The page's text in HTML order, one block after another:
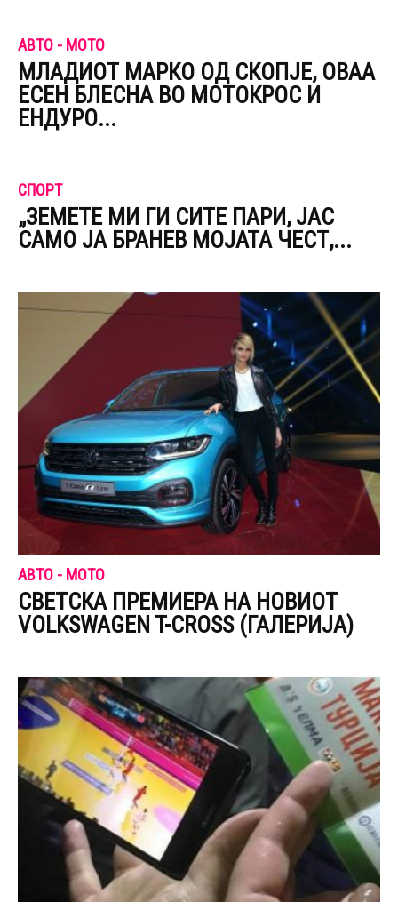
АВТО - МОТО
МЛАДИОТ МАРКО ОД СКОПЈЕ, ОВАА
ЕСЕН БЛЕСНА ВО МОТОКРОС И
ЕНДУРО...
СПОРТ
„ЗЕМЕТЕ МИ ГИ СИТЕ ПАРИ, ЈАС
САМО ЈА БРАНЕВ МОЈАТА ЧЕСТ,...
АВТО - МОТО
СВЕТСКА ПРЕМИЕРА НА НОВИОТ
VOLKSWAGEN T-CROSS (ГАЛЕРИЈА)